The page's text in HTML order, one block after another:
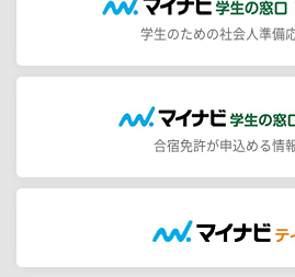
学生のための社会人準備
合宿免許が申込める情